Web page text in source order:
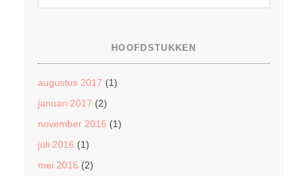
HOOFDSTUKKEN
augustus 2017 (1)
januari 2017 (2)
november 2016 (1)
juli 2016 (1)
mei 2016 (2)